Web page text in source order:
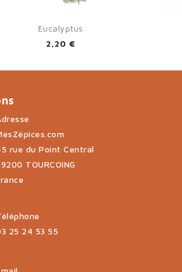
Aperçu rapide
Eucalyptus
2,20 €
rue du Point Central
TOURCOING
25 24 53 55